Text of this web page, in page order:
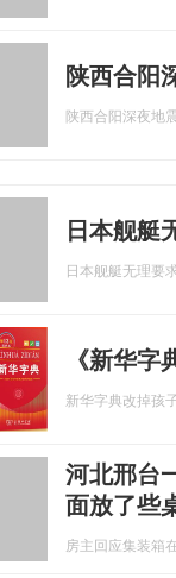
陕西合阳
陕西合阳深夜地
日本舰艇
日本舰艇无理要
《新华
新华字典改掉孩
河北邢台
面放了些
房主回应集装箱